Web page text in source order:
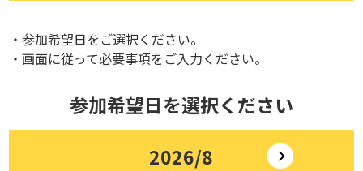
・参加希望日をご選択ください。
・画面に従って必要事項をご入力ください。
参加希望日を選択ください
2026/8